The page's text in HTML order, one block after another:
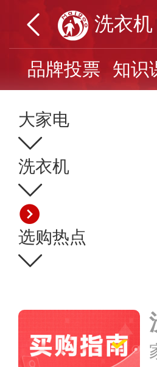
洗衣机
品牌投票 知识
大家电
洗衣机
选购热点